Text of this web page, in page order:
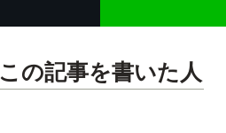
この記事を書いた人